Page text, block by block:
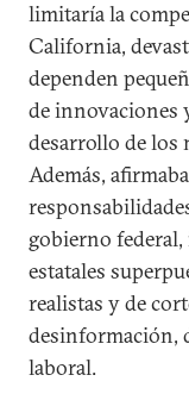
limitaría la
California,
dependen
de innovaciones
desarrollo de los
Además,
gobierno
estatales
realistas y de
desinformación,
laboral.